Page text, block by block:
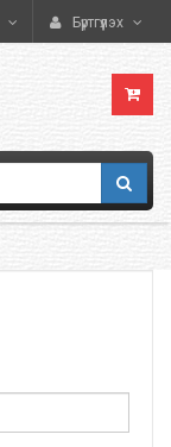
Бүртгүүлэх